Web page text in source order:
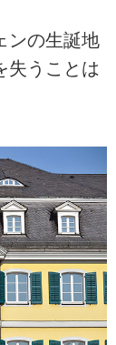
ンの生誕地
失うことは